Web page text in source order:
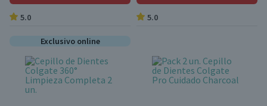
5.0 5.0
Exclusivo online